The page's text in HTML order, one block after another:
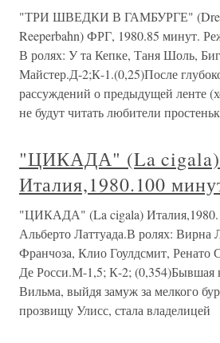
"ТРИ ШВЕДКИ В ГАМБУРГЕ" (Drei
Reeperbahn) ФРГ, 1980.85 минут.
В ролях: У та Кепке, Таня Шоль,
Майстер.Д-2;К-1.(0,25)После
рассуждений о предыдущей ленте
не будут читать любители
"ЦИКАДА" (La cigala)
Италия,1980.100
"ЦИКАДА" (La cigala)
Альберто Латтуада.В ролях: Вирна
Франчоза, Клио Гоулдсмит, Ренато
Де Росси.М-1,5; К-2; (0,354)Бывшая
Вильма, выйдя замуж за мелкого
прозвищу Улисс, стала владелицей